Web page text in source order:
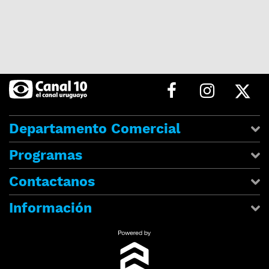
Departamento Comercial
Programas
Contactanos
Información